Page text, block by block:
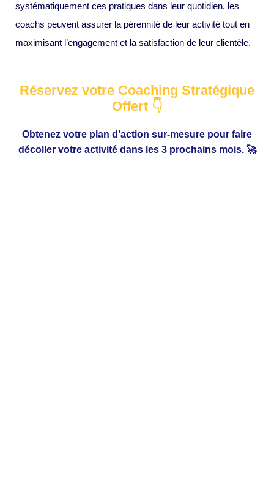
systématiquement ces pratiques dans leur quotidien, les
coachs peuvent assurer la pérennité de leur activité tout en
maximisant l’engagement et la satisfaction de leur clientèle.
Réservez votre Coaching Stratégique
Offert 👇
Obtenez votre plan d’action sur-mesure pour faire
décoller votre activité dans les 3 prochains mois. 🚀